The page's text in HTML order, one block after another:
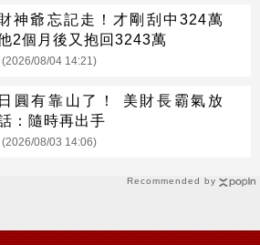
Recommended by
神爺忘記走！才剛刮中324萬
2個月後又抱回3243萬
(2026/08/04 14:21)
日圓有靠山了！ 美財長霸氣放
：隨時再出手
(2026/08/03 14:06)